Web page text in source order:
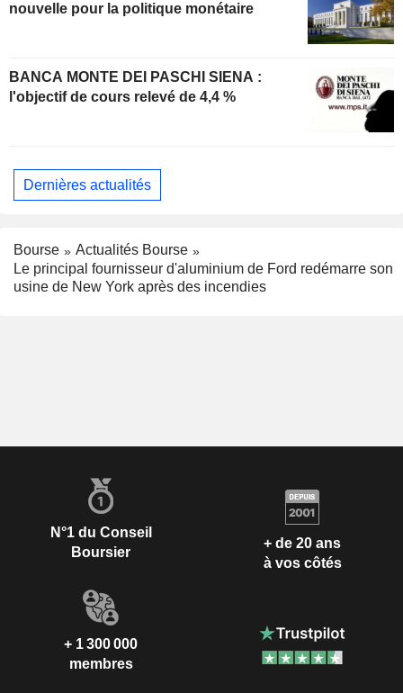
nouvelle pour la politique monétaire
BANCA MONTE DEI PASCHI SIENA :
l'objectif de cours relevé de 4,4 %
Dernières actualités
Bourse
Actualités Bourse
Le principal fournisseur d'aluminium de Ford redémarre son
usine de New York après des incendies
N°1 du Conseil
Boursier
+ de 20 ans
à vos côtés
+ 1 300 000
membres